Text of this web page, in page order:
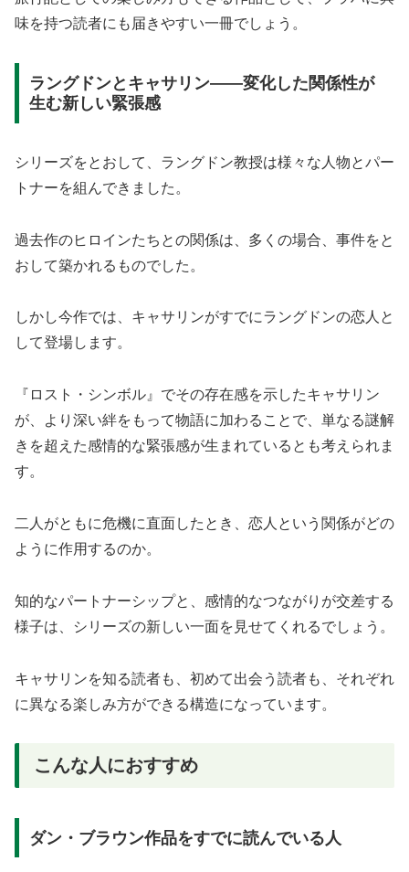
味を持つ読者にも届きやすい一冊でしょう。
ラングドンとキャサリン——変化した関係性が
生む新しい緊張感
シリーズをとおして、ラングドン教授は様々な人物とパー
トナーを組んできました。
過去作のヒロインたちとの関係は、多くの場合、事件をと
おして築かれるものでした。
しかし今作では、キャサリンがすでにラングドンの恋人と
して登場します。
『ロスト・シンボル』でその存在感を示したキャサリン
が、より深い絆をもって物語に加わることで、単なる謎解
きを超えた感情的な緊張感が生まれているとも考えられま
す。
二人がともに危機に直面したとき、恋人という関係がどの
ように作用するのか。
知的なパートナーシップと、感情的なつながりが交差する
様子は、シリーズの新しい一面を見せてくれるでしょう。
キャサリンを知る読者も、初めて出会う読者も、それぞれ
に異なる楽しみ方ができる構造になっています。
こんな人におすすめ
ダン・ブラウン作品をすでに読んでいる人